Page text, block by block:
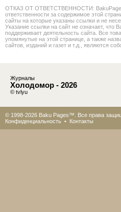
ОТКАЗ ОТ ОТВЕТСТВЕННОСТИ:
ответственности за содержимое этой
сайты на которые указаны ссылки и не
Указание ссылки на сайт не означает, что
поддерживает деятельность сайта. Все
упомянутые на этой странице, а также
сайтов, изданий и газет и т.д., являются
Журналы
Холодомор - 2026
© tvlyu
© 1998-2026 Baku Pages™. Все права
Конфиденциальность • Контакты